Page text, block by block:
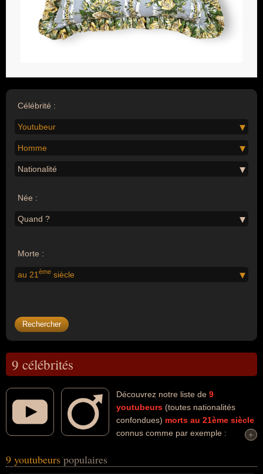
Célébrité :
Youtubeur
Homme
Nationalité
Née :
Quand ?
Morte :
au 21 ème siècle
9 célébrités
Découvrez notre liste de 9
youtubeurs (toutes nationalités
confondues) morts au 21ème siècle
connus comme par exemple :
Connor Murphy, Tepa, Daniel Naroditsky, Kazim Akboga... Ces
+
+
9 youtubeurs populaires